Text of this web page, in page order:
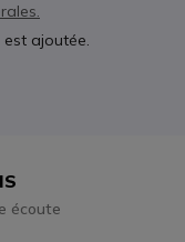
est ajoutée.
écoute